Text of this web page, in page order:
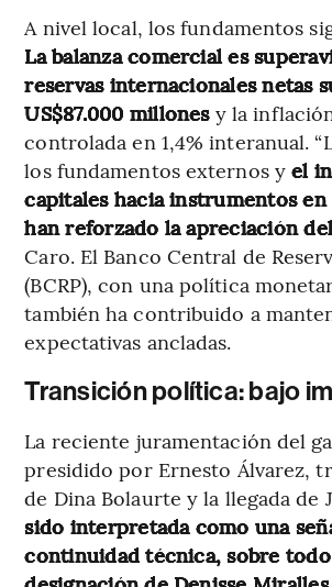
A nivel local, los fundamentos
La balanza comercial es
reservas internacionales netas
US$87.000 millonesy la
controlada en 1,4% interanual.
los fundamentos externos yel
capitales hacia instrumentos
han reforzado la apreciación
Caro. El Banco Central de
(BCRP), con una política
también ha contribuido a
expectativas ancladas.
Transición política: bajo
La reciente juramentación del
presidido por Ernesto Álvarez,
de Dina Bolaurte y la llegada de
sido interpretada como una
continuidad técnica, sobre